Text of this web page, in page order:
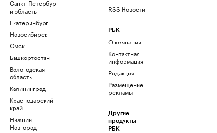
Санкт-Петербург
и область
Екатеринбург
Новосибирск
Омск
Башкортостан
Вологодская
область
Калининград
Краснодарский
край
Нижний
Новгород
RSS Новости
РБК
О компании
Контактная
информация
Редакция
Размещение
рекламы
Другие
продукты
РБК